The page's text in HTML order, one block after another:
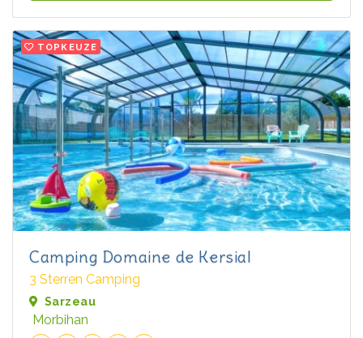
TOPKEUZE
Camping Domaine de Kersial
3 Sterren Camping
Sarzeau
Morbihan